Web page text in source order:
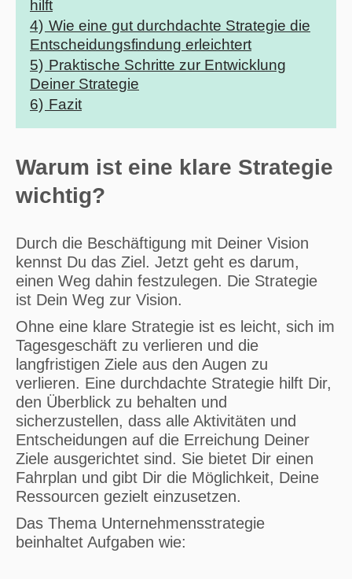
hilft
4) Wie eine gut durchdachte Strategie die
Entscheidungsfindung erleichtert
5) Praktische Schritte zur Entwicklung
Deiner Strategie
6) Fazit
Warum ist eine klare Strategie
wichtig?
Durch die Beschäftigung mit Deiner Vision
kennst Du das Ziel. Jetzt geht es darum,
einen Weg dahin festzulegen. Die Strategie
ist Dein Weg zur Vision.
Ohne eine klare Strategie ist es leicht, sich im
Tagesgeschäft zu verlieren und die
langfristigen Ziele aus den Augen zu
verlieren. Eine durchdachte Strategie hilft Dir,
den Überblick zu behalten und
sicherzustellen, dass alle Aktivitäten und
Entscheidungen auf die Erreichung Deiner
Ziele ausgerichtet sind. Sie bietet Dir einen
Fahrplan und gibt Dir die Möglichkeit, Deine
Ressourcen gezielt einzusetzen.
Das Thema Unternehmensstrategie
beinhaltet Aufgaben wie: